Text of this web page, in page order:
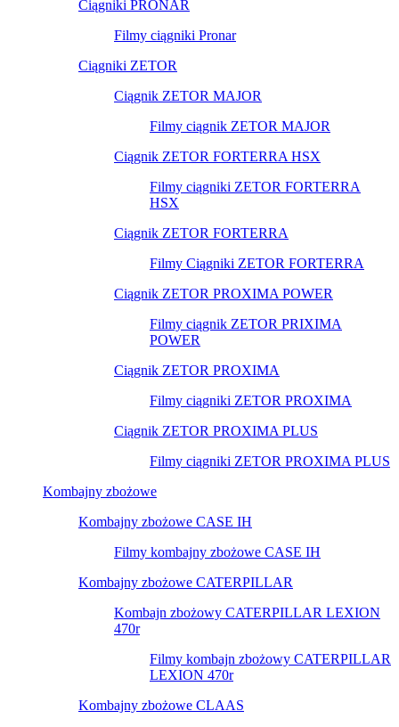
Ciągniki PRONAR
Filmy ciągniki Pronar
Ciągniki ZETOR
Ciągnik ZETOR MAJOR
Filmy ciągnik ZETOR MAJOR
Ciągnik ZETOR FORTERRA HSX
Filmy ciągniki ZETOR FORTERRA
HSX
Ciągnik ZETOR FORTERRA
Filmy Ciągniki ZETOR FORTERRA
Ciągnik ZETOR PROXIMA POWER
Filmy ciągnik ZETOR PRIXIMA
POWER
Ciągnik ZETOR PROXIMA
Filmy ciągniki ZETOR PROXIMA
Ciągnik ZETOR PROXIMA PLUS
Filmy ciągniki ZETOR PROXIMA PLUS
Kombajny zbożowe
Kombajny zbożowe CASE IH
Filmy kombajny zbożowe CASE IH
Kombajny zbożowe CATERPILLAR
Kombajn zbożowy CATERPILLAR LEXION
470r
Filmy kombajn zbożowy CATERPILLAR
LEXION 470r
Kombajny zbożowe CLAAS